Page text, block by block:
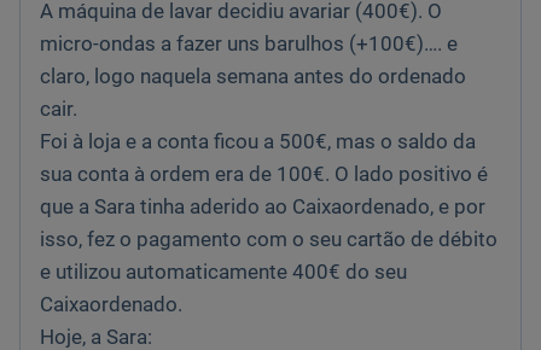
A máquina de lavar decidiu avariar (400€). O
micro-ondas a fazer uns barulhos (+100€)…. e
claro, logo naquela semana antes do ordenado
cair.
Foi à loja e a conta ficou a 500€, mas o saldo da
sua conta à ordem era de 100€. O lado positivo é
que a Sara tinha aderido ao Caixaordenado, e por
isso, fez o pagamento com o seu cartão de débito
e utilizou automaticamente 400€ do seu
Caixaordenado.
Hoje, a Sara: